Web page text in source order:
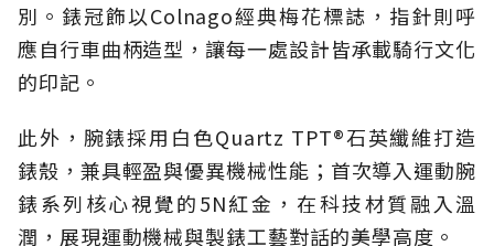
別。錶冠飾以Colnago經典梅花標誌，指針則呼
應自行車曲柄造型，讓每一處設計皆承載騎行文化
的印記。
此外，腕錶採用白色Quartz TPT®石英纖維打造
錶殼，兼具輕盈與優異機械性能；首次導入運動腕
錶系列核心視覺的5N紅金，在科技材質融入溫
潤，展現運動機械與製錶工藝對話的美學高度。